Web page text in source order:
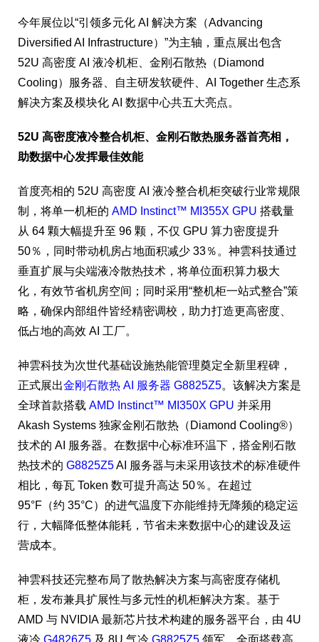
今年展位以“引领多元化 AI 解决方案（Advancing
Diversified AI Infrastructure）”为主轴，重点展出包含
52U 高密度 AI 液冷机柜、金刚石散热（Diamond
Cooling）服务器、自主研发软硬件、AI Together 生态系
解决方案及模块化 AI 数据中心共五大亮点。
52U 高密度液冷整合机柜、金刚石散热服务器首亮相，
助数据中心发挥最佳效能
首度亮相的 52U 高密度 AI 液冷整合机柜突破行业常规限
制，将单一机柜的 AMD Instinct™ MI355X GPU 搭载量
从 64 颗大幅提升至 96 颗，不仅 GPU 算力密度提升
50％，同时带动机房占地面积减少 33％。神雲科技通过
垂直扩展与尖端液冷散热技术，将单位面积算力极大
化，有效节省机房空间；同时采用“整机柜一站式整合”策
略，确保内部组件皆经精密调校，助力打造更高密度、
低占地的高效 AI 工厂。
神雲科技为次世代基础设施热能管理奠定全新里程碑，
正式展出金刚石散热 AI 服务器 G8825Z5。该解决方案是
全球首款搭载 AMD Instinct™ MI350X GPU 并采用
Akash Systems 独家金刚石散热（Diamond Cooling®）
技术的 AI 服务器。在数据中心标准环温下，搭金刚石散
热技术的 G8825Z5AI 服务器与未采用该技术的标准硬件
相比，每瓦 Token 数可提升高达 50％。在超过
95°F（约 35°C）的进气温度下亦能维持无降频的稳定运
行，大幅降低整体能耗，节省未来数据中心的建设及运
营成本。
神雲科技还完整布局了散热解决方案与高密度存储机
柜，发布兼具扩展性与多元性的机柜解决方案。基于
AMD 与 NVIDIA 最新芯片技术构建的服务器平台，由 4U